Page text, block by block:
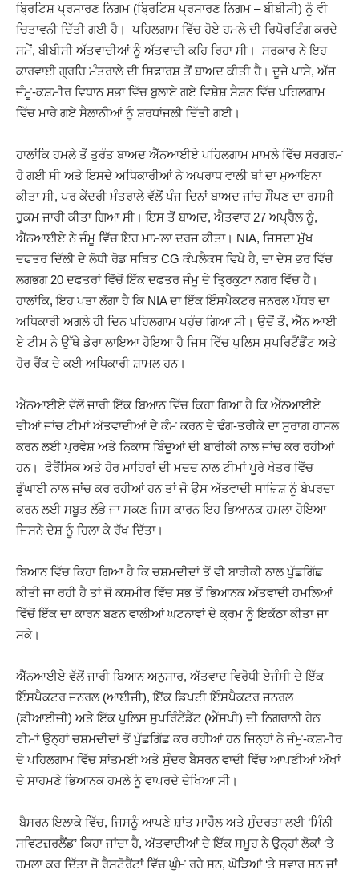
ਬ੍ਰਿਟਿਸ਼ ਪ੍ਰਸਾਰਣ ਨਿਗਮ (ਬ੍ਰਿਟਿਸ਼ ਪ੍ਰਸਾਰਣ ਨਿਗਮ – ਬੀਬੀਸੀ) ਨੂੰ ਵੀ
ਚਿਤਾਵਨੀ ਦਿੱਤੀ ਗਈ ਹੈ। ਪਹਿਲਗਾਮ ਵਿੱਚ ਹੋਏ ਹਮਲੇ ਦੀ ਰਿਪੋਰਟਿੰਗ ਕਰਦੇ
ਸਮੇਂ, ਬੀਬੀਸੀ ਅੱਤਵਾਦੀਆਂ ਨੂੰ ਅੱਤਵਾਦੀ ਕਹਿ ਰਿਹਾ ਸੀ। ਸਰਕਾਰ ਨੇ ਇਹ
ਕਾਰਵਾਈ ਗ੍ਰਹਿ ਮੰਤਰਾਲੇ ਦੀ ਸਿਫਾਰਸ਼ ਤੋਂ ਬਾਅਦ ਕੀਤੀ ਹੈ। ਦੂਜੇ ਪਾਸੇ, ਅੱਜ
ਜੰਮੂ-ਕਸ਼ਮੀਰ ਵਿਧਾਨ ਸਭਾ ਵਿੱਚ ਬੁਲਾਏ ਗਏ ਵਿਸ਼ੇਸ਼ ਸੈਸ਼ਨ ਵਿੱਚ ਪਹਿਲਗਾਮ
ਵਿੱਚ ਮਾਰੇ ਗਏ ਸੈਲਾਨੀਆਂ ਨੂੰ ਸ਼ਰਧਾਂਜਲੀ ਦਿੱਤੀ ਗਈ।
ਹਾਲਾਂਕਿ ਹਮਲੇ ਤੋਂ ਤੁਰੰਤ ਬਾਅਦ ਐੱਨਆਈਏ ਪਹਿਲਗਾਮ ਮਾਮਲੇ ਵਿੱਚ ਸਰਗਰਮ
ਹੋ ਗਈ ਸੀ ਅਤੇ ਇਸਦੇ ਅਧਿਕਾਰੀਆਂ ਨੇ ਅਪਰਾਧ ਵਾਲੀ ਥਾਂ ਦਾ ਮੁਆਇਨਾ
ਕੀਤਾ ਸੀ, ਪਰ ਕੇਂਦਰੀ ਮੰਤਰਾਲੇ ਵੱਲੋਂ ਪੰਜ ਦਿਨਾਂ ਬਾਅਦ ਜਾਂਚ ਸੌਂਪਣ ਦਾ ਰਸਮੀ
ਹੁਕਮ ਜਾਰੀ ਕੀਤਾ ਗਿਆ ਸੀ। ਇਸ ਤੋਂ ਬਾਅਦ, ਐਤਵਾਰ 27 ਅਪ੍ਰੈਲ ਨੂੰ,
ਐੱਨਆਈਏ ਨੇ ਜੰਮੂ ਵਿੱਚ ਇਹ ਮਾਮਲਾ ਦਰਜ ਕੀਤਾ। NIA, ਜਿਸਦਾ ਮੁੱਖ
ਦਫਤਰ ਦਿੱਲੀ ਦੇ ਲੋਧੀ ਰੋਡ ਸਥਿਤ CG ਕੰਪਲੈਕਸ ਵਿਖੇ ਹੈ, ਦਾ ਦੇਸ਼ ਭਰ ਵਿੱਚ
ਲਗਭਗ 20 ਦਫਤਰਾਂ ਵਿੱਚੋਂ ਇੱਕ ਦਫਤਰ ਜੰਮੂ ਦੇ ਤ੍ਰਿਕੁਟਾ ਨਗਰ ਵਿੱਚ ਹੈ।
ਹਾਲਾਂਕਿ, ਇਹ ਪਤਾ ਲੱਗਾ ਹੈ ਕਿ NIA ਦਾ ਇੱਕ ਇੰਸਪੈਕਟਰ ਜਨਰਲ ਪੱਧਰ ਦਾ
ਅਧਿਕਾਰੀ ਅਗਲੇ ਹੀ ਦਿਨ ਪਹਿਲਗਾਮ ਪਹੁੰਚ ਗਿਆ ਸੀ। ਉਦੋਂ ਤੋਂ, ਐੱਨ ਆਈ
ਏ ਟੀਮ ਨੇ ਉੱਥੇ ਡੇਰਾ ਲਾਇਆ ਹੋਇਆ ਹੈ ਜਿਸ ਵਿੱਚ ਪੁਲਿਸ ਸੁਪਰਿਟੈਂਡੈਂਟ ਅਤੇ
ਹੋਰ ਰੈਂਕ ਦੇ ਕਈ ਅਧਿਕਾਰੀ ਸ਼ਾਮਲ ਹਨ।
ਐੱਨਆਈਏ ਵੱਲੋਂ ਜਾਰੀ ਇੱਕ ਬਿਆਨ ਵਿੱਚ ਕਿਹਾ ਗਿਆ ਹੈ ਕਿ ਐੱਨਆਈਏ
ਦੀਆਂ ਜਾਂਚ ਟੀਮਾਂ ਅੱਤਵਾਦੀਆਂ ਦੇ ਕੰਮ ਕਰਨ ਦੇ ਢੰਗ-ਤਰੀਕੇ ਦਾ ਸੁਰਾਗ਼ ਹਾਸਲ
ਕਰਨ ਲਈ ਪ੍ਰਵੇਸ਼ ਅਤੇ ਨਿਕਾਸ ਬਿੰਦੂਆਂ ਦੀ ਬਾਰੀਕੀ ਨਾਲ ਜਾਂਚ ਕਰ ਰਹੀਆਂ
ਹਨ। ਫੋਰੈਂਸਿਕ ਅਤੇ ਹੋਰ ਮਾਹਿਰਾਂ ਦੀ ਮਦਦ ਨਾਲ ਟੀਮਾਂ ਪੂਰੇ ਖੇਤਰ ਵਿੱਚ
ਡੂੰਘਾਈ ਨਾਲ ਜਾਂਚ ਕਰ ਰਹੀਆਂ ਹਨ ਤਾਂ ਜੋ ਉਸ ਅੱਤਵਾਦੀ ਸਾਜ਼ਿਸ਼ ਨੂੰ ਬੇਪਰਦਾ
ਕਰਨ ਲਈ ਸਬੂਤ ਲੱਭੇ ਜਾ ਸਕਣ ਜਿਸ ਕਾਰਨ ਇਹ ਭਿਆਨਕ ਹਮਲਾ ਹੋਇਆ
ਜਿਸਨੇ ਦੇਸ਼ ਨੂੰ ਹਿਲਾ ਕੇ ਰੱਖ ਦਿੱਤਾ।
ਬਿਆਨ ਵਿੱਚ ਕਿਹਾ ਗਿਆ ਹੈ ਕਿ ਚਸ਼ਮਦੀਦਾਂ ਤੋਂ ਵੀ ਬਾਰੀਕੀ ਨਾਲ ਪੁੱਛਗਿੱਛ
ਕੀਤੀ ਜਾ ਰਹੀ ਹੈ ਤਾਂ ਜੋ ਕਸ਼ਮੀਰ ਵਿੱਚ ਸਭ ਤੋਂ ਭਿਆਨਕ ਅੱਤਵਾਦੀ ਹਮਲਿਆਂ
ਵਿੱਚੋਂ ਇੱਕ ਦਾ ਕਾਰਨ ਬਣਨ ਵਾਲੀਆਂ ਘਟਨਾਵਾਂ ਦੇ ਕ੍ਰਮ ਨੂੰ ਇਕੱਠਾ ਕੀਤਾ ਜਾ
ਸਕੇ।
ਐੱਨਆਈਏ ਵੱਲੋਂ ਜਾਰੀ ਬਿਆਨ ਅਨੁਸਾਰ, ਅੱਤਵਾਦ ਵਿਰੋਧੀ ਏਜੰਸੀ ਦੇ ਇੱਕ
ਇੰਸਪੈਕਟਰ ਜਨਰਲ (ਆਈਜੀ), ਇੱਕ ਡਿਪਟੀ ਇੰਸਪੈਕਟਰ ਜਨਰਲ
(ਡੀਆਈਜੀ) ਅਤੇ ਇੱਕ ਪੁਲਿਸ ਸੁਪਰਿੰਟੈਂਡੈਂਟ (ਐੱਸਪੀ) ਦੀ ਨਿਗਰਾਨੀ ਹੇਠ
ਟੀਮਾਂ ਉਨ੍ਹਾਂ ਚਸ਼ਮਦੀਦਾਂ ਤੋਂ ਪੁੱਛਗਿੱਛ ਕਰ ਰਹੀਆਂ ਹਨ ਜਿਨ੍ਹਾਂ ਨੇ ਜੰਮੂ-ਕਸ਼ਮੀਰ
ਦੇ ਪਹਿਲਗਾਮ ਵਿੱਚ ਸ਼ਾਂਤਮਈ ਅਤੇ ਸੁੰਦਰ ਬੈਸਰਨ ਵਾਦੀ ਵਿੱਚ ਆਪਣੀਆਂ ਅੱਖਾਂ
ਦੇ ਸਾਹਮਣੇ ਭਿਆਨਕ ਹਮਲੇ ਨੂੰ ਵਾਪਰਦੇ ਦੇਖਿਆ ਸੀ।
ਬੈਸਰਨ ਇਲਾਕੇ ਵਿੱਚ, ਜਿਸਨੂੰ ਆਪਣੇ ਸ਼ਾਂਤ ਮਾਹੌਲ ਅਤੇ ਸੁੰਦਰਤਾ ਲਈ ‘ਮਿੰਨੀ
ਸਵਿਟਜ਼ਰਲੈਂਡ’ ਕਿਹਾ ਜਾਂਦਾ ਹੈ, ਅੱਤਵਾਦੀਆਂ ਦੇ ਇੱਕ ਸਮੂਹ ਨੇ ਉਨ੍ਹਾਂ ਲੋਕਾਂ ‘ਤੇ
ਹਮਲਾ ਕਰ ਦਿੱਤਾ ਜੋ ਰੈਸਟੋਰੈਂਟਾਂ ਵਿੱਚ ਘੁੰਮ ਰਹੇ ਸਨ, ਘੋੜਿਆਂ ‘ਤੇ ਸਵਾਰ ਸਨ ਜਾਂ